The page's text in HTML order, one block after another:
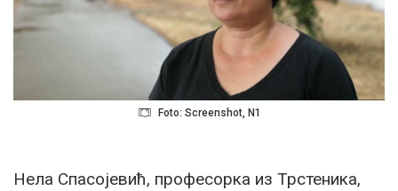
Foto: Screenshot, N1
Нела Спасојевић, професорка из Трстеника,